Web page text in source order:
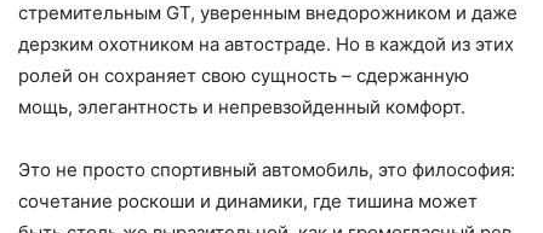
стремительным GT, уверенным внедорожником и даже
дерзким охотником на автостраде. Но в каждой из этих
ролей он сохраняет свою сущность – сдержанную
мощь, элегантность и непревзойденный комфорт.
Это не просто спортивный автомобиль, это философия:
сочетание роскоши и динамики, где тишина может